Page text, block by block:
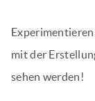
Experimentieren
mit der
sehen werden!